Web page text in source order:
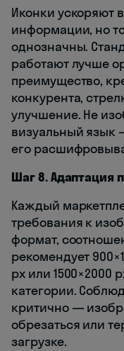
Иконки ускоряют
информации, но
однозначны.
работают лучше
преимущество,
конкурента,
улучшение. Не
визуальный язык
его
Шаг 8. Адаптация
Каждый
требования к
формат,
рекомендует
px или 1500×2000
категории.
критично —
обрезаться или
загрузке.